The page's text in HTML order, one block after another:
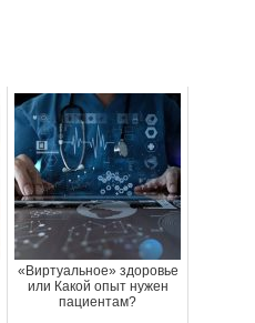
«Виртуальное» здоровье
или Какой опыт нужен
пациентам?